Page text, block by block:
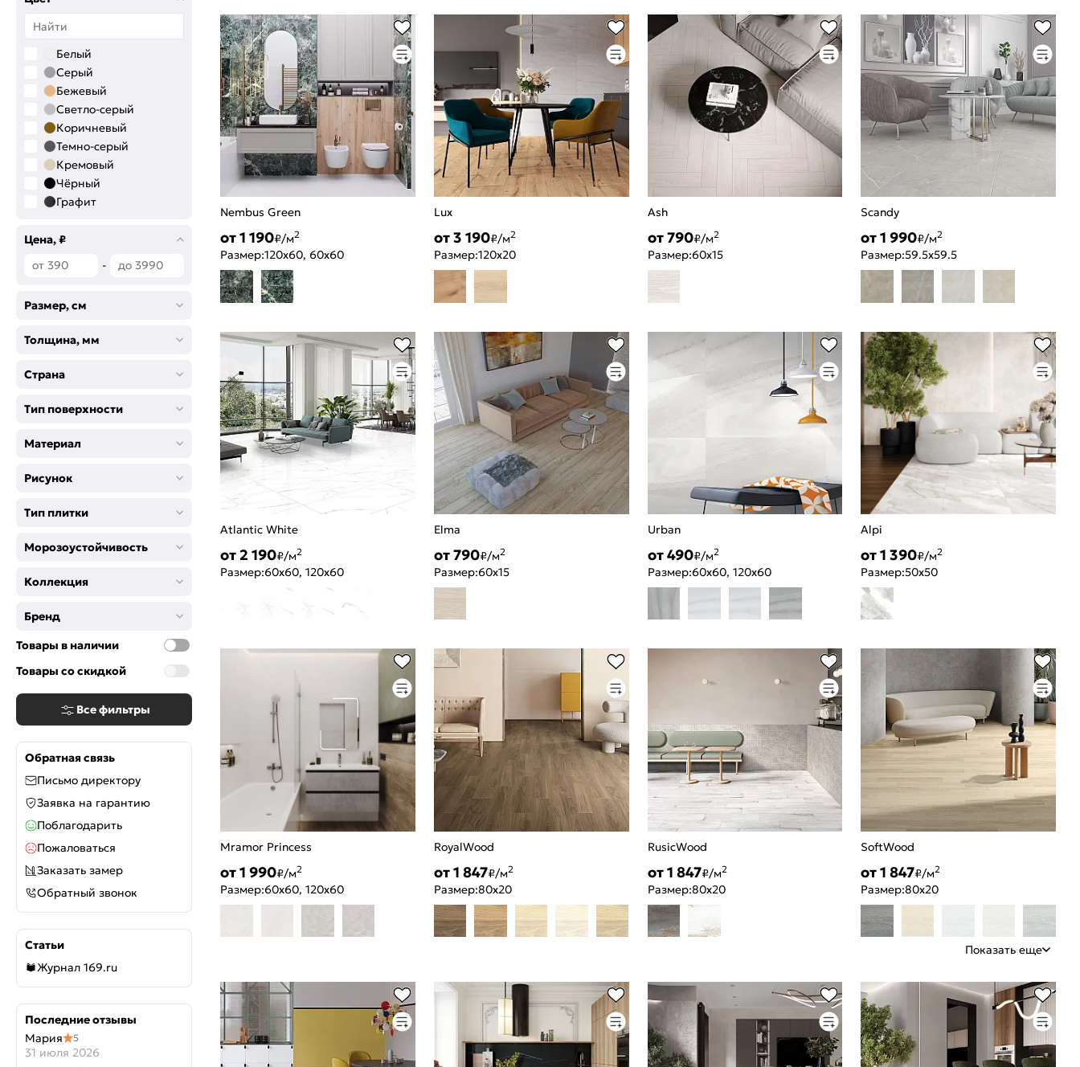
Белый
Серый
Бежевый
Светло-серый
Коричневый
Темно-серый
Кремовый
Чёрный
Графит
Голубой
Темно-коричневый
Серо-бежевый
Серо-коричневый
Песочный
Золотой дуб
Орех
Капучино
Пепельный
Мокко
Кофейный
Шоколад
Темно-синий
Тёмно-серый
Цена, ₽
-
Размер, см
Толщина, мм
Страна
Тип поверхности
Материал
Рисунок
Тип плитки
Морозоустойчивость
Коллекция
Бренд
Товары в наличии
Товары со скидкой
Все фильтры
Обратная связь
Письмо директору
Заявка на гарантию
Поблагодарить
Пожаловаться
Заказать замер
Обратный звонок
Статьи
Журнал 169.ru
Последние отзывы
Мария
5
31 июля 2026
Nembus Green
от 1 190₽/м2
Размер:120x60, 60x60
Lux
от 3 190₽/м2
Размер:120x20
Ash
от 790₽/м2
Размер:60x15
Scandy
от 1 990₽/м2
Размер:59.5x59.5
Atlantic White
от 2 190₽/м2
Размер:60x60, 120x60
Elma
от 790₽/м2
Размер:60x15
Urban
от 490₽/м2
Размер:60x60, 120x60
Alpi
от 1 390₽/м2
Размер:50x50
Mramor Princess
от 1 990₽/м2
Размер:60x60, 120x60
RoyalWood
от 1 847₽/м2
Размер:80x20
RusicWood
от 1 847₽/м2
Размер:80x20
SoftWood
от 1 847₽/м2
Размер:80x20
Показать еще